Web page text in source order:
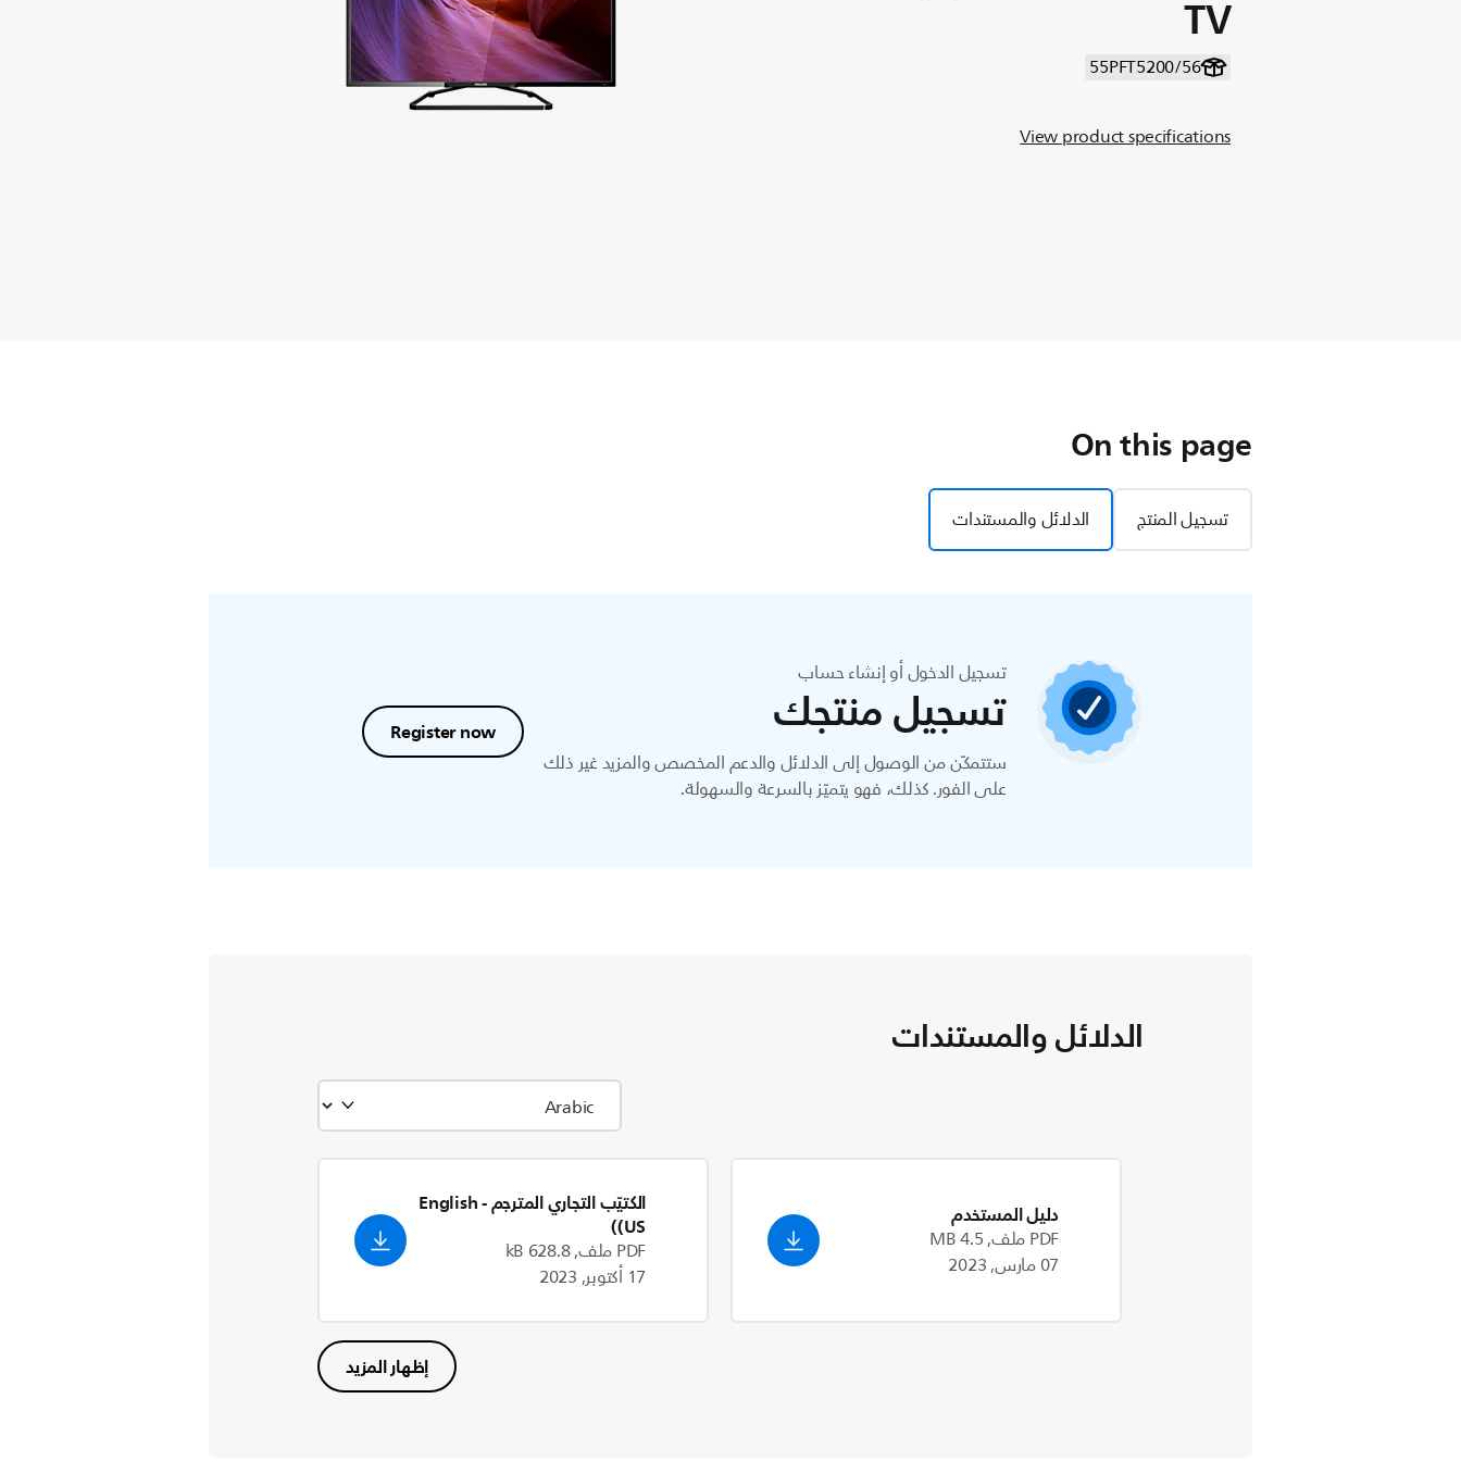
TV
55PFT5200/56
View product specifications
On this page
تسجيل المنتج الدلائل والمستندات
تسجيل الدخول أو إنشاء حساب
تسجيل منتجك
ستتمكّن من الوصول إلى الدلائل والدعم المخصص والمزيد غير ذلك
على الفور. كذلك، فهو يتميّز بالسرعة والسهولة.
Register now
الدلائل والمستندات
دليل المستخدم
PDF ملف, 4.5 MB
07 مارس, 2023
الكتيّب التجاري المترجم - English
(US)
PDF ملف, 628.8 kB
17 أكتوبر, 2023
إظهار المزيد